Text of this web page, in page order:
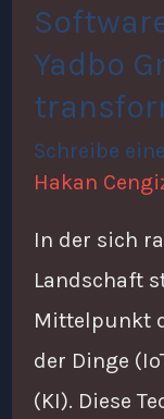
Yadbo
Schreibe
Hakan
In der sich
Landschaft
Mittelpunkt
der Dinge
(KI). Diese
Yadbo
GmbH